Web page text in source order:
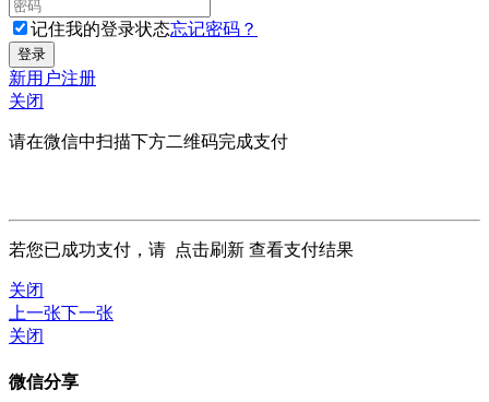
记住我的登录状态忘记密码？
新用户注册
关闭
请在微信中扫描下方二维码完成支付
若您已成功支付，请 点击刷新 查看支付结果
关闭
上一张下一张
关闭
微信分享